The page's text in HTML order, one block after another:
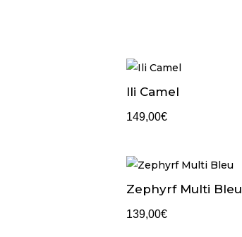
Ili Camel
149,00€
Zephyrf Multi Bleu
139,00€